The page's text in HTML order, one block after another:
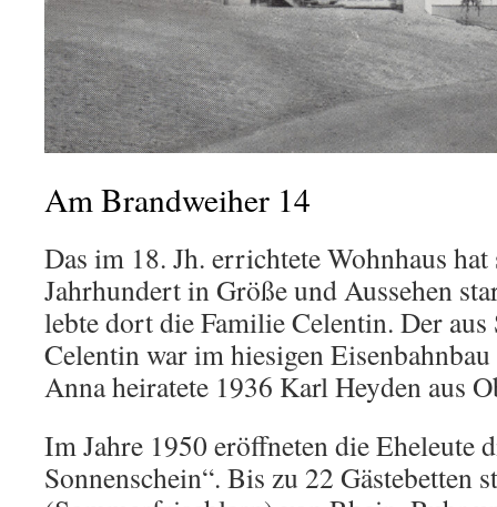
Am Brandweiher 14
Das im 18. Jh. errichtete Wohnhaus
Jahrhundert in Größe und Aussehen
lebte dort die Familie Celentin. Der
Celentin war im hiesigen
Anna heiratete 1936 Karl Heyden aus
Im Jahre 1950 eröffneten die Eheleute
Sonnenschein“. Bis zu 22 Gästebetten